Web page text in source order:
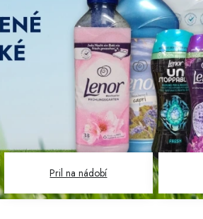
Pril na nádobí